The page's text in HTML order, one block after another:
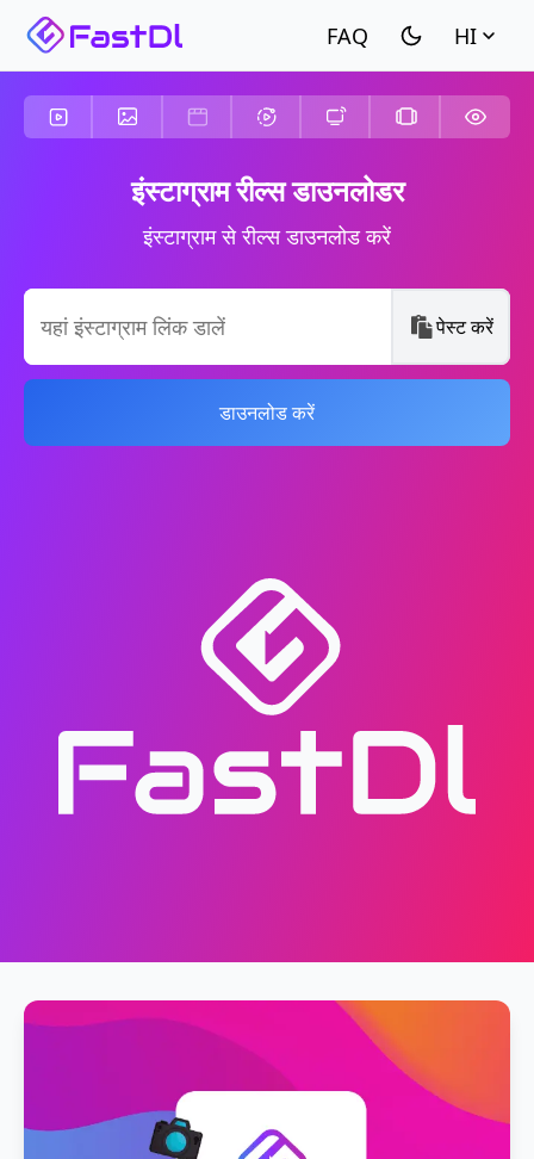
HI
इंस्टाग्राम रील्स डाउनलोडर
इंस्टाग्राम से रील्स डाउनलोड करें
पेस्ट करें
डाउनलोड करें